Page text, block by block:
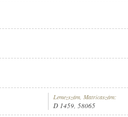
Lemezszám, Matricaszám:
D 1459, 58065